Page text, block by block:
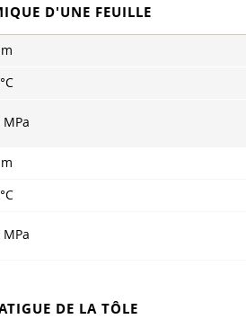
D'UNE FEUILLE
MPa
MPa
DE LA TÔLE